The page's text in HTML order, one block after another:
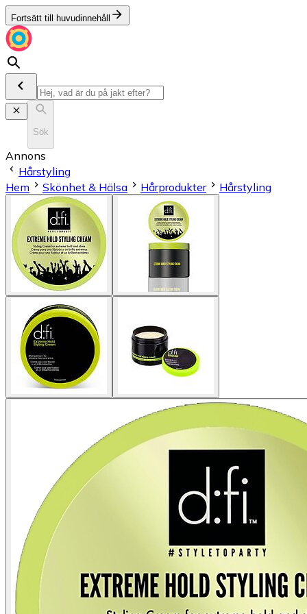
Fortsätt till huvudinnehåll
Sök
Annons
Hårstyling
Hem
Skönhet & Hälsa Hårprodukter Hårstyling